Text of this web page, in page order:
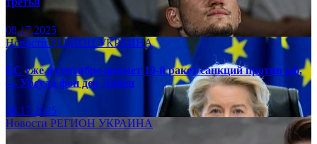
08.17.2025
НовостиРЕГИОНУКРАИНА
ЕС уже в сентябре примет 19-й ракет санкций против рф,
— Урсула фон дер Ляйен
08.17.2025
Новости РЕГИОН УКРАИНА